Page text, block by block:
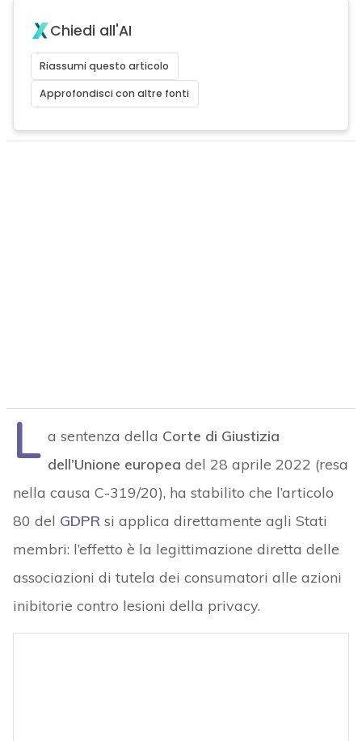
Chiedi all'AI
Riassumi questo articolo
Approfondisci con altre fonti
L a sentenza della Corte di Giustizia
dell’Unione europea del 28 aprile 2022 (resa
nella causa C-319/20), ha stabilito che l’articolo
80 del GDPRsi applica direttamente agli Stati
membri: l’effetto è la legittimazione diretta delle
associazioni di tutela dei consumatori alle azioni
inibitorie contro lesioni della privacy.